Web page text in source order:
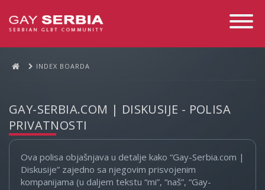
Toggle
INDEX BOARDA
GAY-SERBIA.COM | DISKUSIJE - POLISA
PRIVATNOSTI
Ova polisa objašnjava u detalje kako “Gay-Serbia.com |
Diskusije” zajedno sa njegovim prisvojenim
kompanijama (u daljem tekstu “mi”, “naš”, “Gay-